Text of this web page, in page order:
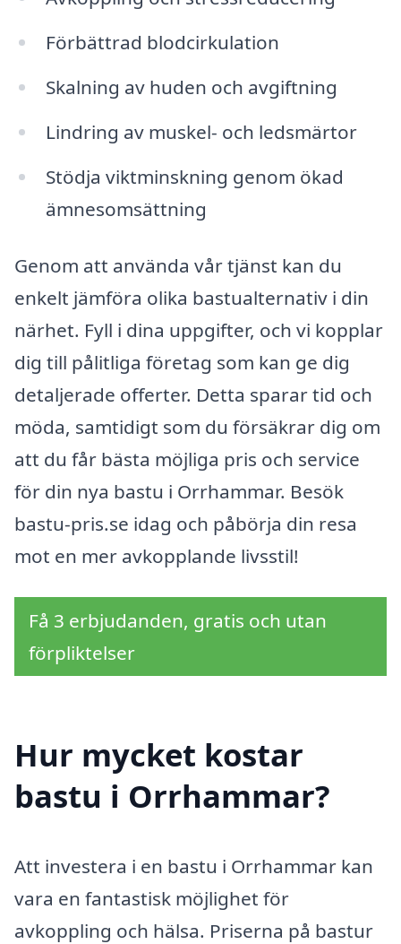
Förbättrad blodcirkulation
Skalning av huden och avgiftning
Lindring av muskel- och ledsmärtor
Stödja viktminskning genom ökad
ämnesomsättning
Genom att använda vår tjänst kan du
enkelt jämföra olika bastualternativ i din
närhet. Fyll i dina uppgifter, och vi kopplar
dig till pålitliga företag som kan ge dig
detaljerade offerter. Detta sparar tid och
möda, samtidigt som du försäkrar dig om
att du får bästa möjliga pris och service
för din nya bastu i Orrhammar. Besök
bastu-pris.se idag och påbörja din resa
mot en mer avkopplande livsstil!
Få 3 erbjudanden, gratis och utan
förpliktelser
Hur mycket kostar
bastu i Orrhammar?
Att investera i en bastu i Orrhammar kan
vara en fantastisk möjlighet för
avkoppling och hälsa. Priserna på bastur